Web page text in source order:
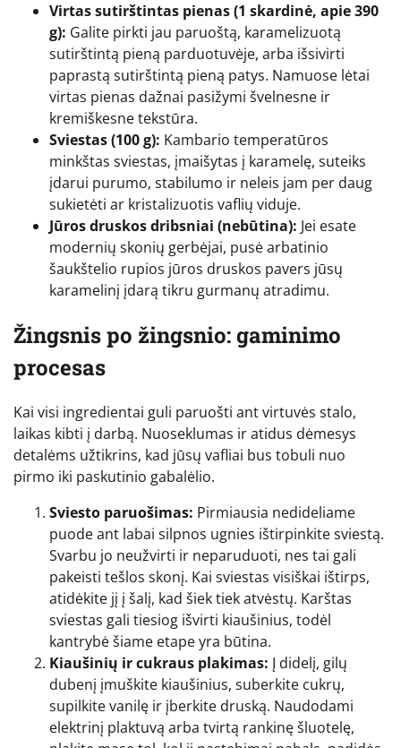
Virtas sutirštintas pienas (1 skardinė, apie 390
g): Galite pirkti jau paruoštą, karamelizuotą
sutirštintą pieną parduotuvėje, arba išsivirti
paprastą sutirštintą pieną patys. Namuose lėtai
virtas pienas dažnai pasižymi švelnesne ir
kremiškesne tekstūra.
Sviestas (100 g): Kambario temperatūros
minkštas sviestas, įmaišytas į karamelę, suteiks
įdarui purumo, stabilumo ir neleis jam per daug
sukietėti ar kristalizuotis vaflių viduje.
Jūros druskos dribsniai (nebūtina): Jei esate
modernių skonių gerbėjai, pusė arbatinio
šaukštelio rupios jūros druskos pavers jūsų
karamelinį įdarą tikru gurmanų atradimu.
Žingsnis po žingsnio: gaminimo
procesas
Kai visi ingredientai guli paruošti ant virtuvės stalo,
laikas kibti į darbą. Nuoseklumas ir atidus dėmesys
detalėms užtikrins, kad jūsų vafliai bus tobuli nuo
pirmo iki paskutinio gabalėlio.
Sviesto paruošimas: Pirmiausia nedideliame
puode ant labai silpnos ugnies ištirpinkite sviestą.
Svarbu jo neužvirti ir neparuduoti, nes tai gali
pakeisti tešlos skonį. Kai sviestas visiškai ištirps,
atidėkite jį į šalį, kad šiek tiek atvėstų. Karštas
sviestas gali tiesiog išvirti kiaušinius, todėl
kantrybė šiame etape yra būtina.
Kiaušinių ir cukraus plakimas: Į didelį, gilų
dubenį įmuškite kiaušinius, suberkite cukrų,
supilkite vanilę ir įberkite druską. Naudodami
elektrinį plaktuvą arba tvirtą rankinę šluotelę,